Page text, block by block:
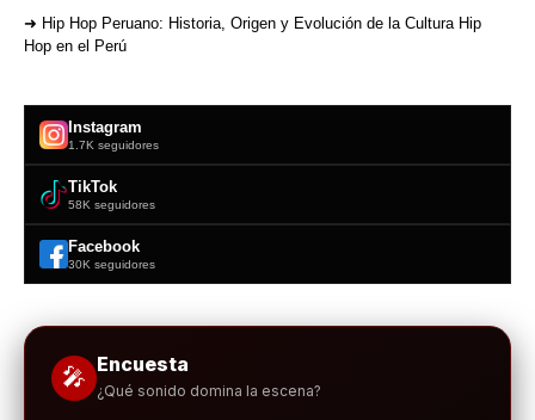
➜ Hip Hop Peruano: Historia, Origen y Evolución de la Cultura Hip
Hop en el Perú
Instagram
1.7K seguidores
TikTok
58K seguidores
Facebook
30K seguidores
🎤 Encuesta
¿Qué sonido domina la escena?